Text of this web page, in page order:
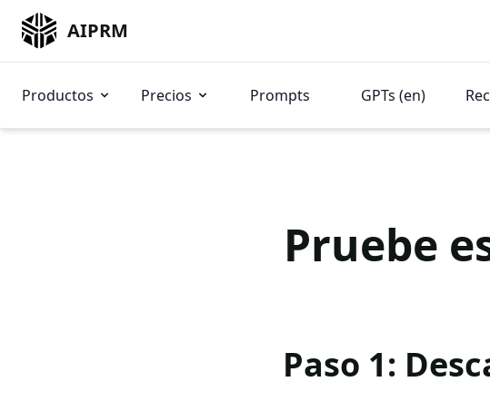
AIPRM
Productos Precios Prompts GPTs (en)
Pruebe
Paso 1: